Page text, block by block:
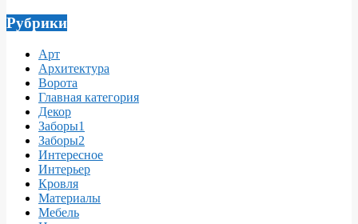
Рубрики
Арт
Архитектура
Ворота
Главная категория
Декор
Заборы1
Заборы2
Интересное
Интерьер
Кровля
Материалы
Мебель